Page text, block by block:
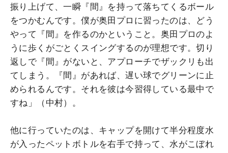
振り上げて、一瞬『間』を持って落ちてくるボール
をつかむんです。僕が奥田プロに習ったのは、どう
やって『間』を作るのかということ。奥田プロのよ
うに歩くがごとくスイングするのが理想です。切り
返しで『間』がないと、アプローチでザックリも出
てしまう。『間』があれば、遅い球でグリーンに止
められるんです。それを彼は今習得している最中で
すね」（中村）。
他に行っていたのは、キャップを開けて半分程度水
が入ったペットボトルを右手で持って、水がこぼれ